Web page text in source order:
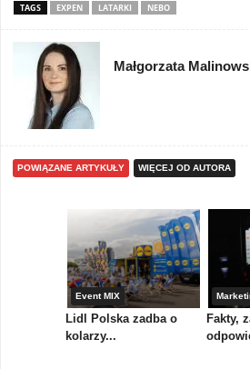
TAGS EXPEN LATARKI NEBO
Małgorzata
POWIĄZANE ARTYKUŁY WIĘCEJ OD AUTORA
Event MIX
Lidl Polska zadba o
kolarzy...
Fakty,